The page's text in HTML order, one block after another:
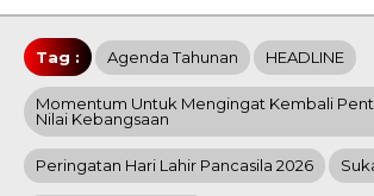
Tag : Agenda Tahunan HEADLINE
Momentum Untuk Mengingat Kembali
Nilai Kebangsaan
Peringatan Hari Lahir Pancasila 2026